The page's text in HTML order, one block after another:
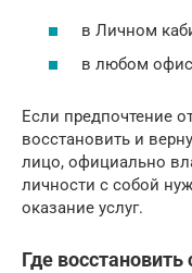
в Личном
в любом
Если предпочтение
восстановить и
лицо, официально
личности с собой
оказание услуг.
Где